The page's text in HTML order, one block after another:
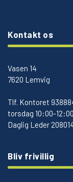
Kontakt os
Vasen 14
7620 Lemvig
Tlf. Kontoret
torsdag 10:00-
Daglig Leder
Bliv frivillig